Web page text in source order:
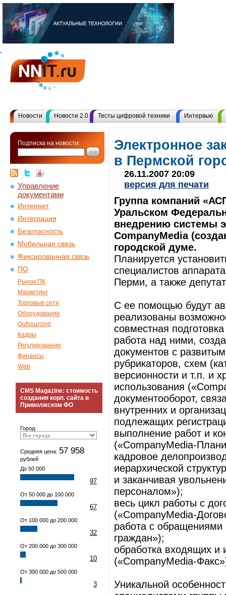
Новости Новости 2.0 Тесты цифровой техники Интервью
Подписка на новости:
Управление
документами
Интернет
Интеграция
Безопасность
Мобильная связь
Фиксированная связь
ПО
Рынок ПК
Маркетинг
Торговые сети
Оборудование
Outsourcing
Кадры
Регулирование
Финансы
Web
CMS Magazine: стоимость
создания корп. сайта в
Приволжском ФО
Город:
Средняя цена: 57 958
рублей
До 50 000
97
От 50 000 до 100 000
67
От 100 000 до 200 000
32
От 200 000 до 300 000
10
От 300 000 до 500 000
3
Электронное
в Пермской
26.11.2007 20:09
версия для печати
Группа компаний
Уральском
внедрению системы
CompanyMedia
городской думе.
Планируется
специалистов
Перми, а также
C ее помощью будут
реализованы
совместная
работа над ними,
документов с
рубрикаторов, схем
версионности и т.п. и
использования
документооборот,
внутренних и
подлежащих
выполнение работ и
(«CompanyMedia-
кадровое
иерархической
и заканчивая
персоналом»);
весь цикл работы с
(«CompanyMedia-
работа с
граждан»);
обработка входящих и
(«CompanyMedia-
Уникальной